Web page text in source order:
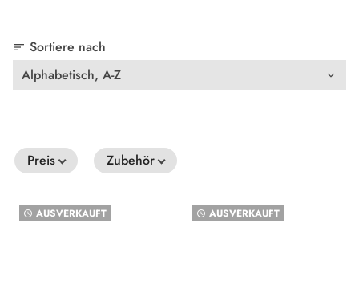
sort Sortiere nach
Preis Zubehör
watch_later AUSVERKAUFT watch_later AUSVERKAUFT